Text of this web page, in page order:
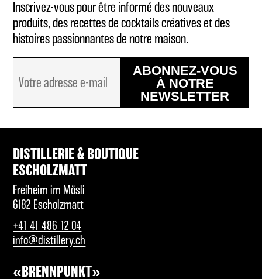
Inscrivez-vous pour être informé des nouveaux
produits, des recettes de cocktails créatives et des
histoires passionnantes de notre maison.
ABONNEZ-VOUS
À NOTRE
NEWSLETTER
DISTILLERIE & BOUTIQUE
ESCHOLZMATT
Freiheim im Mösli
6182 Escholzmatt
+41 41 486 12 04
info@distillery.ch
«BRENNPUNKT»